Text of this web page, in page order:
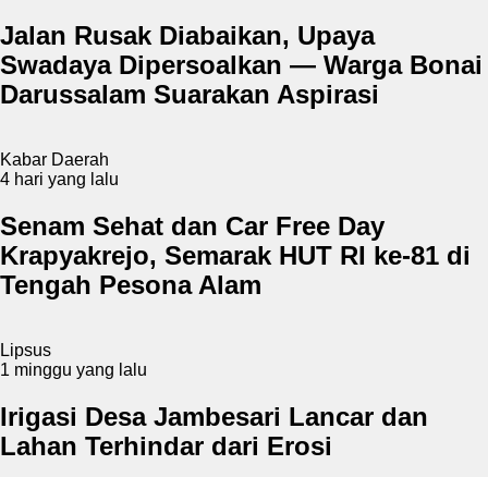
Jalan Rusak Diabaikan, Upaya
Swadaya Dipersoalkan — Warga Bonai
Darussalam Suarakan Aspirasi
Kabar Daerah
4 hari yang lalu
Senam Sehat dan Car Free Day
Krapyakrejo, Semarak HUT RI ke-81 di
Tengah Pesona Alam
Lipsus
1 minggu yang lalu
Irigasi Desa Jambesari Lancar dan
Lahan Terhindar dari Erosi